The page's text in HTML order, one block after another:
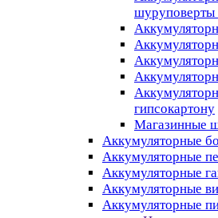
шуруповерты
гипсокартону
Магазинные
Аккумуляторные
Аккумуляторные
Аккумуляторные
Аккумуляторные
Аккумуляторные